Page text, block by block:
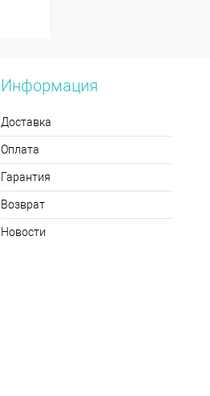
Информация
Доставка
Оплата
Гарантия
Возврат
Новости